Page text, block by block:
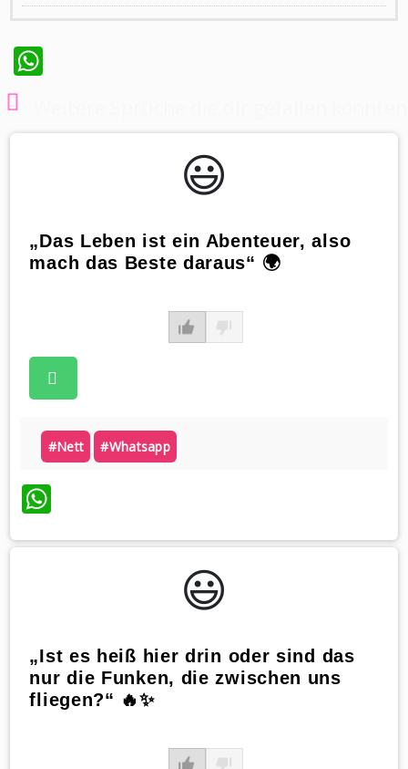
😃️
„Das Leben ist ein Abenteuer, also
mach das Beste daraus“ 🌍
#nett #whatsapp
WhatsApp
😃️
„Ist es heiß hier drin oder sind das
nur die Funken, die zwischen uns
fliegen?“ 🔥✨